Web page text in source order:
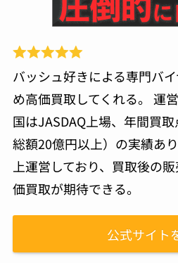
バッシュ好きによる専門バ
め高価買取してくれる。 運
国はJASDAQ上場、年間買
総額20億円以上）の実績あ
上運営しており、買取後の
価買取が期待できる。
公式サイト